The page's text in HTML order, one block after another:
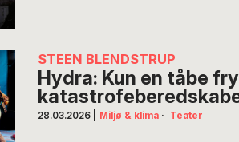
STEEN BLENDSTRUP
Hydra: Kun en tåbe
28.03.2026 Miljø & klima · Teater